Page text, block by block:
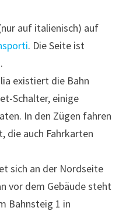
auf italienisch) auf
. Die Seite ist
existiert die Bahn
Schalter, einige
In den Zügen fahren
die auch Fahrkarten
sich an der Nordseite
vor dem Gebäude steht
Bahnsteig 1 in